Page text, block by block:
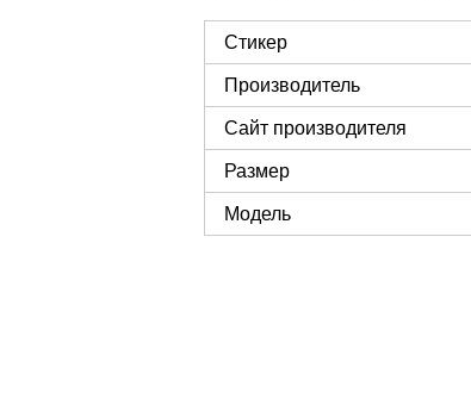
Стикер
Производитель
Сайт производителя
Размер
Модель